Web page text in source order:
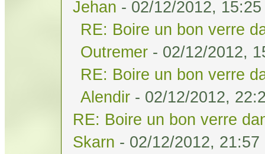
Jehan - 02/12/2012, 15:25
RE: Boire un bon verre
Outremer - 02/12/2012,
RE: Boire un bon verre
Alendir - 02/12/2012,
RE: Boire un bon verre
Skarn - 02/12/2012, 21:57